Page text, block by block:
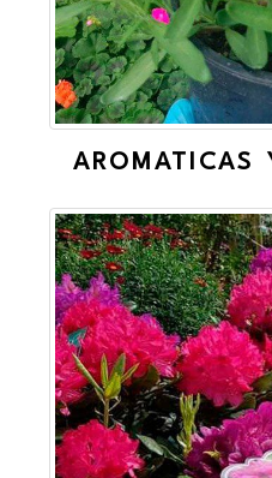
AROMATICAS